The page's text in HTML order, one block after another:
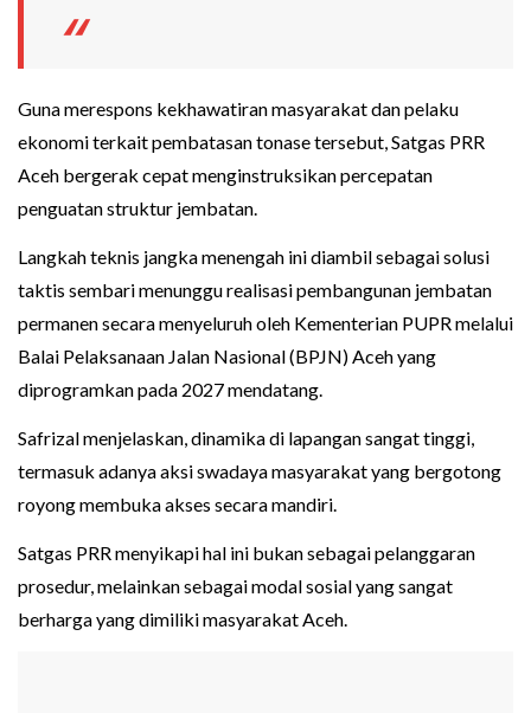
Guna merespons kekhawatiran masyarakat dan pelaku
ekonomi terkait pembatasan tonase tersebut, Satgas PRR
Aceh bergerak cepat menginstruksikan percepatan
penguatan struktur jembatan.
Langkah teknis jangka menengah ini diambil sebagai solusi
taktis sembari menunggu realisasi pembangunan jembatan
permanen secara menyeluruh oleh Kementerian PUPR melalui
Balai Pelaksanaan Jalan Nasional (BPJN) Aceh yang
diprogramkan pada 2027 mendatang.
Safrizal menjelaskan, dinamika di lapangan sangat tinggi,
termasuk adanya aksi swadaya masyarakat yang bergotong
royong membuka akses secara mandiri.
Satgas PRR menyikapi hal ini bukan sebagai pelanggaran
prosedur, melainkan sebagai modal sosial yang sangat
berharga yang dimiliki masyarakat Aceh.